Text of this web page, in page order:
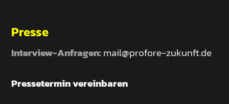
Presse
Interview-Anfragen:mail@profore-zukunft.de
Pressetermin vereinbaren